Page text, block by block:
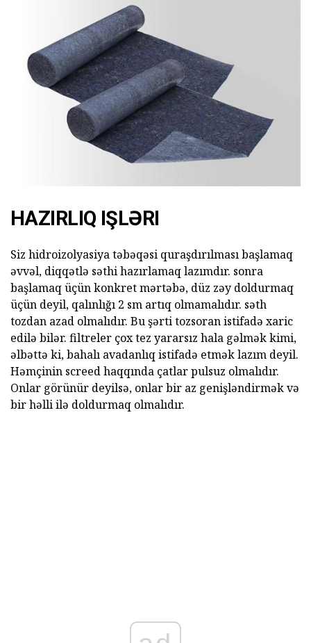
HAZIRLIQ IŞLƏRI
Siz hidroizolyasiya təbəqəsi quraşdırılması başlamaq
əvvəl, diqqətlə səthi hazırlamaq lazımdır. sonra
başlamaq üçün konkret mərtəbə, düz zəy doldurmaq
üçün deyil, qalınlığı 2 sm artıq olmamalıdır. səth
tozdan azad olmalıdır. Bu şərti tozsoran istifadə xaric
edilə bilər. filtreler çox tez yararsız hala gəlmək kimi,
əlbəttə ki, bahalı avadanlıq istifadə etmək lazım deyil.
Həmçinin screed haqqında çatlar pulsuz olmalıdır.
Onlar görünür deyilsə, onlar bir az genişləndirmək və
bir həlli ilə doldurmaq olmalıdır.